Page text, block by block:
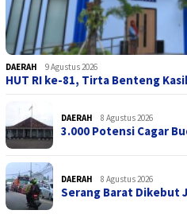
DAERAH 9 Agustus 2026
HUT RI ke-81, Tirta Benteng
DAERAH 8 Agustus 2026
3.000 Potensi Cagar
DAERAH 8 Agustus 2026
Serang Barat Dikebut